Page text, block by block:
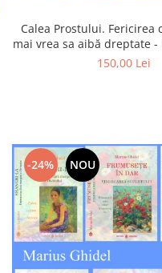
Calea Prostului. Fericirea
mai vrea sa aibă dreptate -
Simplitatea care150,00 Lei
-24% NOU